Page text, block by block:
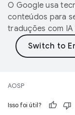
O Google usa
conteúdos para
traduções com
AOSP
Isso foi útil?